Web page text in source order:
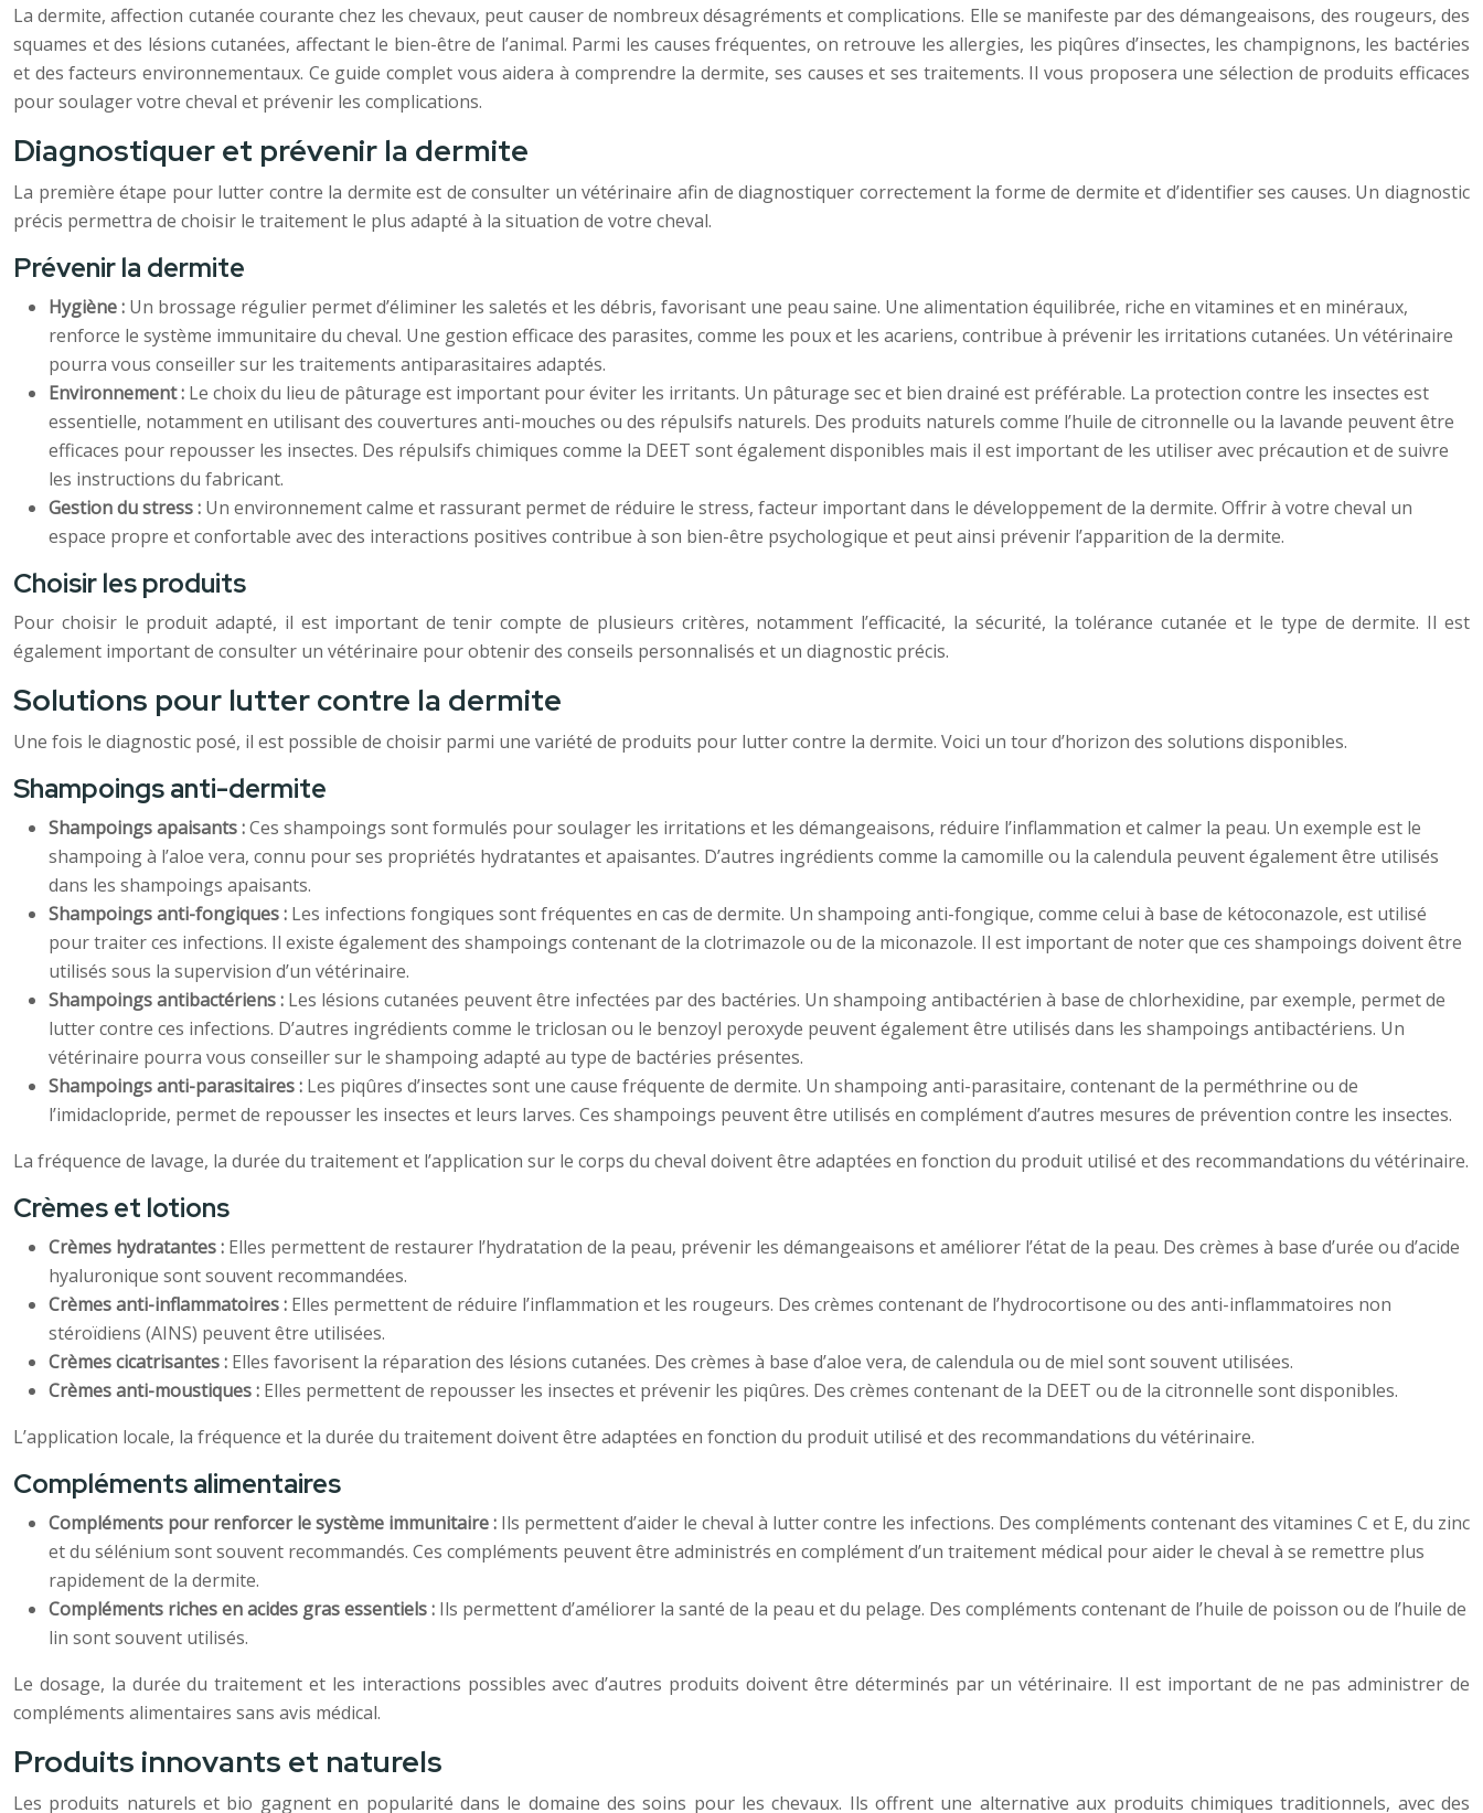
La dermite, affection cutanée courante chez les chevaux, peut causer de nombreux désagréments et complications. Elle se manifeste par des démangeaisons, des rougeurs, des
squames et des lésions cutanées, affectant le bien-être de l’animal. Parmi les causes fréquentes, on retrouve les allergies, les piqûres d’insectes, les champignons, les bactéries
et des facteurs environnementaux. Ce guide complet vous aidera à comprendre la dermite, ses causes et ses traitements. Il vous proposera une sélection de produits efficaces
pour soulager votre cheval et prévenir les complications.
Diagnostiquer et prévenir la dermite
La première étape pour lutter contre la dermite est de consulter un vétérinaire afin de diagnostiquer correctement la forme de dermite et d’identifier ses causes. Un diagnostic
précis permettra de choisir le traitement le plus adapté à la situation de votre cheval.
Prévenir la dermite
Hygiène : Un brossage régulier permet d’éliminer les saletés et les débris, favorisant une peau saine. Une alimentation équilibrée, riche en vitamines et en minéraux,
renforce le système immunitaire du cheval. Une gestion efficace des parasites, comme les poux et les acariens, contribue à prévenir les irritations cutanées. Un vétérinaire
pourra vous conseiller sur les traitements antiparasitaires adaptés.
Environnement : Le choix du lieu de pâturage est important pour éviter les irritants. Un pâturage sec et bien drainé est préférable. La protection contre les insectes est
essentielle, notamment en utilisant des couvertures anti-mouches ou des répulsifs naturels. Des produits naturels comme l’huile de citronnelle ou la lavande peuvent être
efficaces pour repousser les insectes. Des répulsifs chimiques comme la DEET sont également disponibles mais il est important de les utiliser avec précaution et de suivre
les instructions du fabricant.
Gestion du stress : Un environnement calme et rassurant permet de réduire le stress, facteur important dans le développement de la dermite. Offrir à votre cheval un
espace propre et confortable avec des interactions positives contribue à son bien-être psychologique et peut ainsi prévenir l’apparition de la dermite.
Choisir les produits
Pour choisir le produit adapté, il est important de tenir compte de plusieurs critères, notamment l’efficacité, la sécurité, la tolérance cutanée et le type de dermite. Il est
également important de consulter un vétérinaire pour obtenir des conseils personnalisés et un diagnostic précis.
Solutions pour lutter contre la dermite
Une fois le diagnostic posé, il est possible de choisir parmi une variété de produits pour lutter contre la dermite. Voici un tour d’horizon des solutions disponibles.
Shampoings anti-dermite
Shampoings apaisants :Ces shampoings sont formulés pour soulager les irritations et les démangeaisons, réduire l’inflammation et calmer la peau. Un exemple est le
shampoing à l’aloe vera, connu pour ses propriétés hydratantes et apaisantes. D’autres ingrédients comme la camomille ou la calendula peuvent également être utilisés
dans les shampoings apaisants.
Shampoings anti-fongiques : Les infections fongiques sont fréquentes en cas de dermite. Un shampoing anti-fongique, comme celui à base de kétoconazole, est utilisé
pour traiter ces infections. Il existe également des shampoings contenant de la clotrimazole ou de la miconazole. Il est important de noter que ces shampoings doivent être
utilisés sous la supervision d’un vétérinaire.
Shampoings antibactériens : Les lésions cutanées peuvent être infectées par des bactéries. Un shampoing antibactérien à base de chlorhexidine, par exemple, permet de
lutter contre ces infections. D’autres ingrédients comme le triclosan ou le benzoyl peroxyde peuvent également être utilisés dans les shampoings antibactériens. Un
vétérinaire pourra vous conseiller sur le shampoing adapté au type de bactéries présentes.
Shampoings anti-parasitaires : Les piqûres d’insectes sont une cause fréquente de dermite. Un shampoing anti-parasitaire, contenant de la perméthrine ou de
l’imidaclopride, permet de repousser les insectes et leurs larves. Ces shampoings peuvent être utilisés en complément d’autres mesures de prévention contre les insectes.
La fréquence de lavage, la durée du traitement et l’application sur le corps du cheval doivent être adaptées en fonction du produit utilisé et des recommandations du vétérinaire.
Crèmes et lotions
Crèmes hydratantes : Elles permettent de restaurer l’hydratation de la peau, prévenir les démangeaisons et améliorer l’état de la peau. Des crèmes à base d’urée ou d’acide
hyaluronique sont souvent recommandées.
Crèmes anti-inflammatoires : Elles permettent de réduire l’inflammation et les rougeurs. Des crèmes contenant de l’hydrocortisone ou des anti-inflammatoires non
stéroïdiens (AINS) peuvent être utilisées.
Crèmes cicatrisantes : Elles favorisent la réparation des lésions cutanées. Des crèmes à base d’aloe vera, de calendula ou de miel sont souvent utilisées.
Crèmes anti-moustiques : Elles permettent de repousser les insectes et prévenir les piqûres. Des crèmes contenant de la DEET ou de la citronnelle sont disponibles.
L’application locale, la fréquence et la durée du traitement doivent être adaptées en fonction du produit utilisé et des recommandations du vétérinaire.
Compléments alimentaires
Compléments pour renforcer le système immunitaire : Ils permettent d’aider le cheval à lutter contre les infections. Des compléments contenant des vitamines C et E, du zinc
et du sélénium sont souvent recommandés. Ces compléments peuvent être administrés en complément d’un traitement médical pour aider le cheval à se remettre plus
rapidement de la dermite.
Compléments riches en acides gras essentiels : Ils permettent d’améliorer la santé de la peau et du pelage. Des compléments contenant de l’huile de poisson ou de l’huile de
lin sont souvent utilisés.
Le dosage, la durée du traitement et les interactions possibles avec d’autres produits doivent être déterminés par un vétérinaire. Il est important de ne pas administrer de
compléments alimentaires sans avis médical.
Produits innovants et naturels
Les produits naturels et bio gagnent en popularité dans le domaine des soins pour les chevaux. Ils offrent une alternative aux produits chimiques traditionnels, avec des